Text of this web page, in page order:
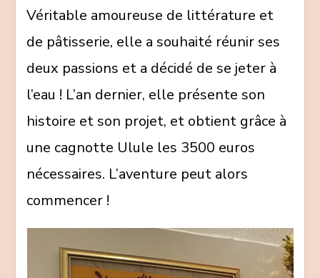
Véritable amoureuse de littérature et
de pâtisserie, elle a souhaité réunir ses
deux passions et a décidé de se jeter à
l’eau ! L’an dernier, elle présente son
histoire et son projet, et obtient grâce à
une cagnotte Ulule les 3500 euros
nécessaires. L’aventure peut alors
commencer !